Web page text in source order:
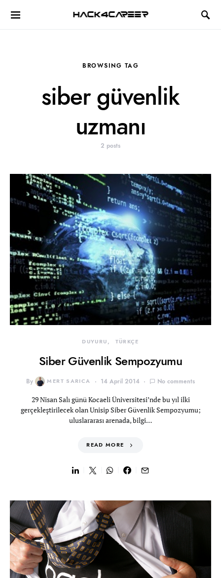
Hack4Career
BROWSING TAG
siber güvenlik
uzmanı
2 posts
DUYURU TÜRKÇE
Siber Güvenlik Sempozyumu
By MERT SARICA 14 April 2014 No comments
29 Nisan Salı günü Kocaeli Üniversitesi’nde bu yıl ilki
gerçekleştirilecek olan Unisip Siber Güvenlik Sempozyumu;
uluslararası arenada, bilgi…
READ MORE